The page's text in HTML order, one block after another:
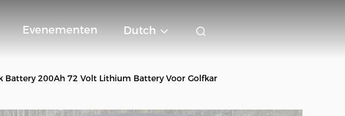
Evenementen Dutch
Battery 200Ah 72 Volt Lithium Battery Voor Golfkar